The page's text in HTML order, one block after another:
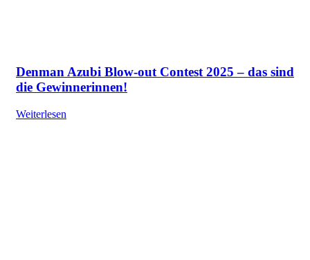
Denman Azubi Blow-out Contest 2025 – das sind
die Gewinnerinnen!
Weiterlesen